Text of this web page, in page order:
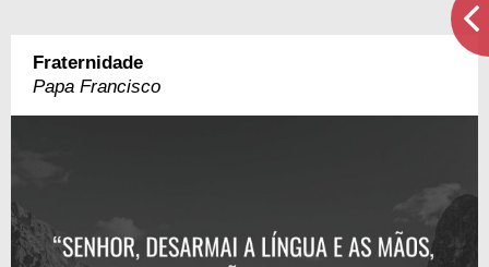
Fraternidade
Papa Francisco